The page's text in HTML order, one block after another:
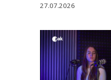
27.07.2026